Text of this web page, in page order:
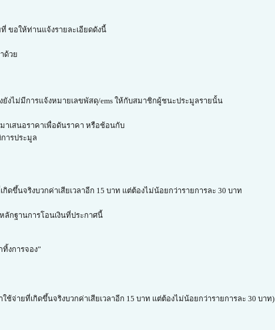
ขอให้ท่านแจ้งรายละเอียดดังนี้
ด้วย
งไม่มีการแจ้งหมายเลขพัสดุ/ems ให้กับสมาชิกผู้ชนะประมูลรายนั้น
เสนอราคาเพื่อดันราคา หรือช้อนกับ
ารประมูล
ขึ้นจริงบวกค่าเสียเวลาอีก 15 บาท แต่ต้องไม่น้อยกว่ารายการละ 30 บาท
ลักฐานการโอนเงินที่ประกาศนี้
ทิ้งการจอง”
ายที่เกิดขึ้นจริงบวกค่าเสียเวลาอีก 15 บาท แต่ต้องไม่น้อยกว่ารายการละ 30 บาท)